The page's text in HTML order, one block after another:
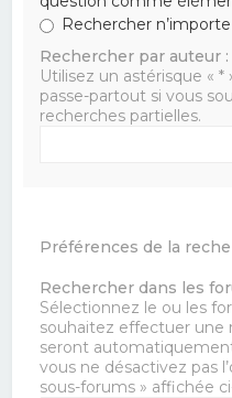
Rechercher
Rechercher par auteur :
Utilisez un astérisque «
passe-partout si vous
recherches partielles.
Préférences de la
Rechercher dans les
Sélectionnez le ou les
souhaitez effectuer une
seront
vous ne désactivez pas
sous-forums » affichée